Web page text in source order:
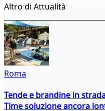
Altro di Attualità
Roma
Tende e brandine in
Time soluzione ancora